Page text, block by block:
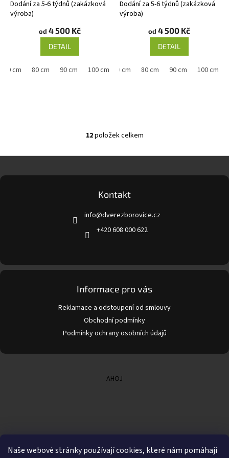
Naše webové stránky používají cookies, které nám pomáhají
Dodání za 5-6 týdnů (zakázková
výroba)
od 4 500 Kč
DETAIL
70 cm 80 cm 90 cm 100 cm
Dodání za 5-6 týdnů (zakázková
výroba)
od 4 500 Kč
DETAIL
60 cm 70 cm 80 cm 90 cm 100 cm
O
l
d
c
p
r
v
p
i
s
u
12položek celkem
p
Kontakt
info@dverezborovice.cz
+420 608 000 622
Informace pro vás
Reklamace a odstoupení od smlouvy
Obchodní podmínky
Podmínky ochrany osobních údajů
AHOJ